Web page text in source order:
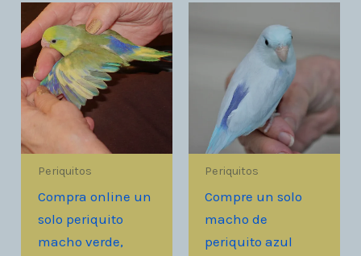
Periquitos
Compra online un
solo periquito
macho verde,
Periquitos
Compre un solo
macho de
periquito azul